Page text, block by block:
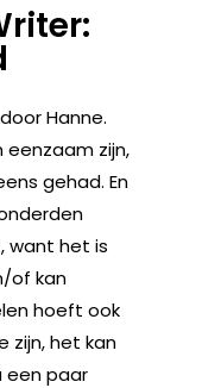
Hanne.
eenzaam zijn,
gehad. En
want het is
of kan
hoeft ook
zijn, het kan
een paar